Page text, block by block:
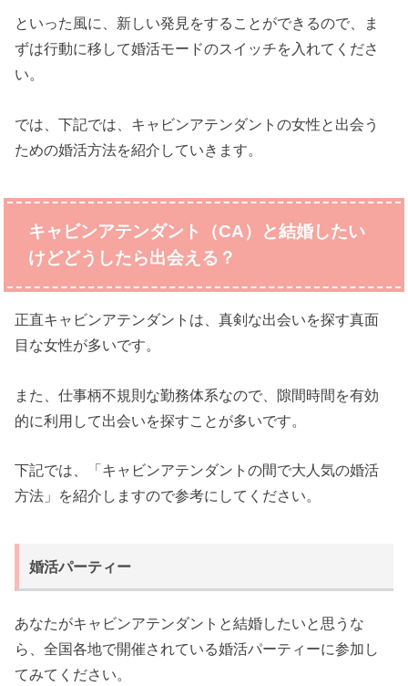
といった風に、新しい発見をすることができるので、ま
ずは行動に移して婚活モードのスイッチを入れてくださ
い。
では、下記では、キャビンアテンダントの女性と出会う
ための婚活方法を紹介していきます。
キャビンアテンダント（CA）と結婚したい
けどどうしたら出会える？
正直キャビンアテンダントは、真剣な出会いを探す真面
目な女性が多いです。
また、仕事柄不規則な勤務体系なので、隙間時間を有効
的に利用して出会いを探すことが多いです。
下記では、「キャビンアテンダントの間で大人気の婚活
方法」を紹介しますので参考にしてください。
婚活パーティー
あなたがキャビンアテンダントと結婚したいと思うな
ら、全国各地で開催されている婚活パーティーに参加し
てみてください。